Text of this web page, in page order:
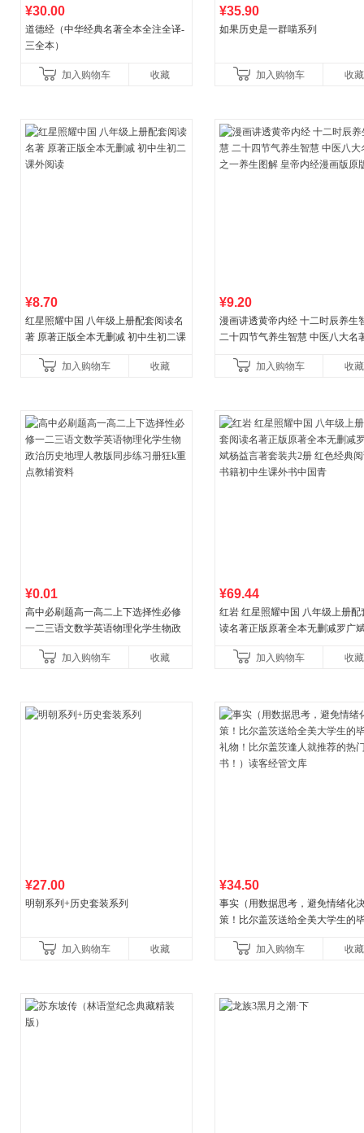
¥30.00
道德经（中华经典名著全本全注全译-
三全本）
加入购物车 收藏
¥35.90
如果历史是一群喵系列
加入购物车 收藏
¥8.70
红星照耀中国 八年级上册配套阅读名
著 原著正版全本无删减 初中生初二课
加入购物车
收藏
¥9.20
漫画讲透黄帝内经 十二时辰养生
二十四节气养生智慧 中医八大名
加入购物车
收藏
¥0.01
高中必刷题高一高二上下选择性必修
一二三语文数学英语物理化学生物政
教辅资料加入购物车 收藏
¥69.44
红岩 红星照耀中国 八年级上册配
读名著正版原著全本无删减罗广
初中生课外书中国青
加入购物车 收藏
¥27.00
明朝系列+历史套装系列
加入购物车 收藏
¥34.50
事实（用数据思考，避免情绪化
策！比尔盖茨送给全美大学生的
书！）读客经管文库
加入购物车 收藏